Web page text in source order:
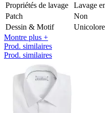
Propriétés de lavage
Lavage
Patch
Non
Dessin & Motif
Unicolore
Montre plus +
Prod. similaires
Prod. similaires